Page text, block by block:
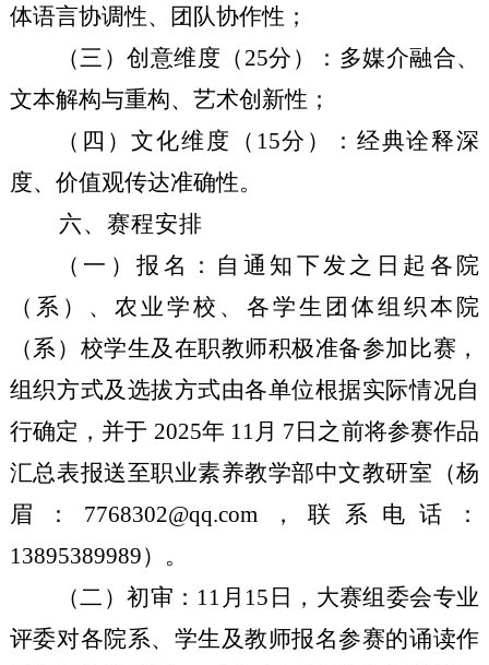
体语言协调性、团队协作性；
（三）创意维度（ 25分）：多媒介融合、
文本解构与重构、艺术创新性；
（四）文化维度（ 15分）：经典诠释深
度、价值观传达准确性。
六、赛程安排
（一）报名：自通知下发之日起各院
（系）、农业学校、各学生团体组织本院
（系）校学生及在职教师积极准备参加比赛，
组织方式及选拔方式由各单位根据实际情况自
行确定，并于 2025年 11月 7日之前将参赛作品
汇总表报送至职业素养教学部中文教研室（杨
眉：7768302@qq.com，联系电话：
13895389989）。
（二）初审： 11月15日，大赛组委会专业
评委对各院系、学生及教师报名参赛的诵读作